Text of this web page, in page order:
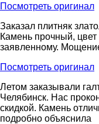
Посмотреть оригинал
Заказал плитняк
Камень прочный, цвет
заявленному.
Посмотреть оригинал
Летом заказывали
Челябинск. Нас
скидкой. Камень
подробно объяснила